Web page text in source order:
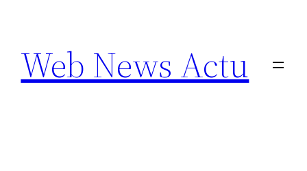
contenu
Web News Actu